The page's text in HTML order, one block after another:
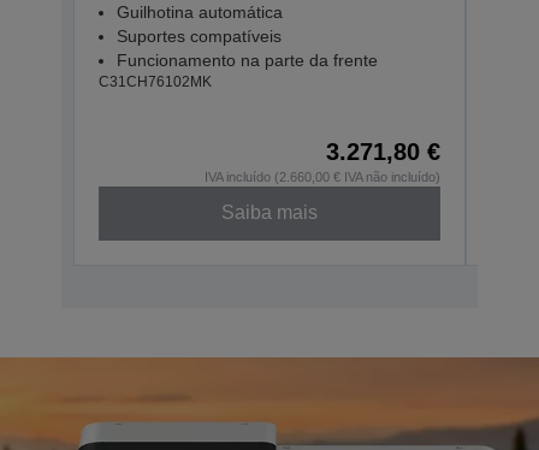
Guilhotina automática
Suportes compatíveis
Funcionamento na parte da frente
C31CH76102MK
3.271,80 €
IVA incluído (2.660,00 € IVA não incluído)
Saiba mais